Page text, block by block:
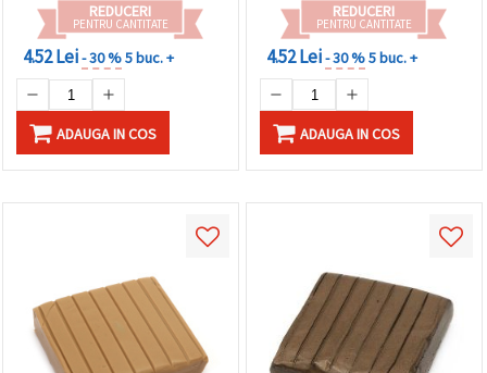
REDUCERI
PENTRU CANTITATE
4.52 Lei- 30 %5 buc. +
ADAUGA IN COS
REDUCERI
PENTRU CANTITATE
4.52 Lei- 30 %5 buc. +
ADAUGA IN COS